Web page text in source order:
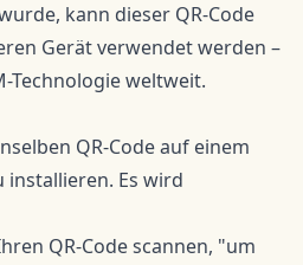
kann dieser QR-Code
Gerät verwendet werden –
Technologie weltweit.
QR-Code auf einem
Es wird
QR-Code scannen, "um